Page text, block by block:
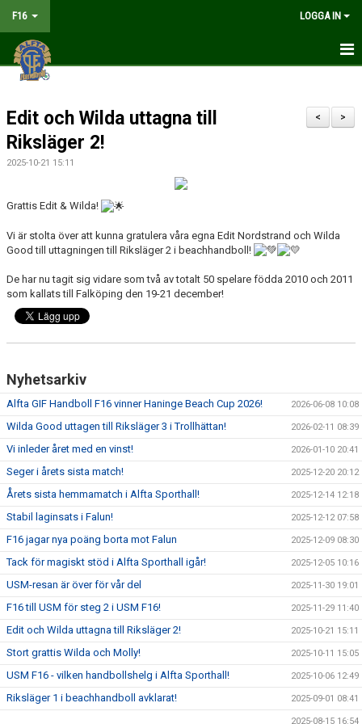
F16 LOGGA IN
HEM
NYHETER
MATCHER
DOKUMENT
KONTAKT
LIVESÄNDNING
>
<
Edit och Wilda uttagna till
Riksläger 2!
2025-10-21 15:11
Grattis Edit & Wilda!
Vi är stolta över att kunna gratulera våra egna Edit Nordstrand och Wilda
Good till uttagningen till Riksläger 2 i beachhandboll!
De har nu tagit sig vidare som två av totalt 50 spelare födda 2010 och 2011
som kallats till Falköping den 19-21 december!
Nyhetsarkiv
Alfta GIF Handboll F16 vinner Haninge Beach Cup 2026! 2026-06-08 10:08
Wilda Good uttagen till Riksläger 3 i Trollhättan! 2026-02-11 08:39
Vi inleder året med en vinst! 2026-01-10 20:41
Seger i årets sista match! 2025-12-20 20:12
Årets sista hemmamatch i Alfta Sporthall! 2025-12-14 12:18
Stabil laginsats i Falun! 2025-12-12 07:58
F16 jagar nya poäng borta mot Falun 2025-12-09 08:30
Tack för magiskt stöd i Alfta Sporthall igår! 2025-12-05 10:16
USM-resan är över för vår del 2025-11-30 19:01
F16 till USM för steg 2 i USM F16! 2025-11-29 11:40
Edit och Wilda uttagna till Riksläger 2! 2025-10-21 15:11
Stort grattis Wilda och Molly! 2025-10-11 15:05
USM F16 - vilken handbollshelg i Alfta Sporthall! 2025-10-06 12:49
Riksläger 1 i beachhandboll avklarat! 2025-09-01 08:41
2025-08-15 16:54